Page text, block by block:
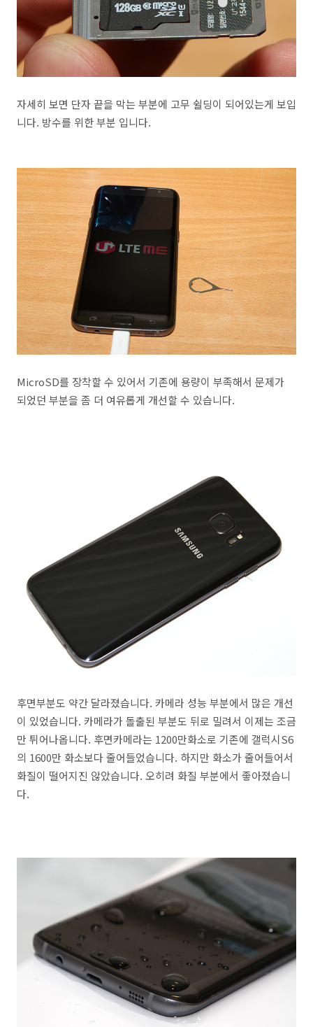
자세히 보면 단자 끝을 막는 부분에 고무 쉴딩이 되어있는게 보입
니다. 방수를 위한 부분 입니다.
MicroSD를 장착할 수 있어서 기존에 용량이 부족해서 문제가
되었던 부분을 좀 더 여유롭게 개선할 수 있습니다.
후면부분도 약간 달라졌습니다. 카메라 성능 부분에서 많은 개선
이 있었습니다. 카메라가 돌출된 부분도 뒤로 밀려서 이제는 조금
만 튀어나옵니다. 후면카메라는 1200만화소로 기존에 갤럭시S6
의 1600만 화소보다 줄어들었습니다. 하지만 화소가 줄어들어서
화질이 떨어지진 않았습니다. 오히려 화질 부분에서 좋아졌습니
다.